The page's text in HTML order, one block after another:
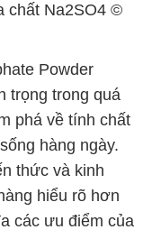
chất Na2SO4 ©
Powder
trọng trong quá
phá về tính chất
hàng ngày.
thức và kinh
hiểu rõ hơn
các ưu điểm của